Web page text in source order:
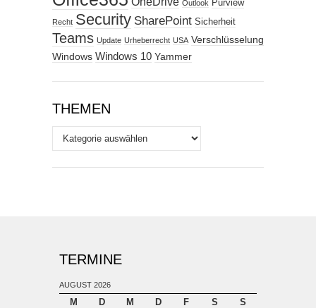
Outlook Purview
Recht Security SharePoint Sicherheit
Teams Update Urheberrecht USA Verschlüsselung
Windows Windows 10 Yammer
THEMEN
Themen
TERMINE
AUGUST 2026
M D M D F S S